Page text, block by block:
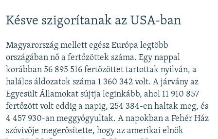
Késve szigorítanak az USA-ban
Magyarország mellett egész Európa legtöbb
országában nő a fertőzöttek száma. Egy nappal
korábban 56 895 516 fertőzöttet tartottak nyilván, a
halálos áldozatok száma 1 360 342 volt. A járvány az
Egyesült Államokat sújtja leginkább, ahol 11 910 857
fertőzött volt eddig a napig, 254 384-en haltak meg, és
4 457 930-an meggyógyultak. A napokban a Fehér Ház
szóvivője megerősítette, hogy az amerikai elnök